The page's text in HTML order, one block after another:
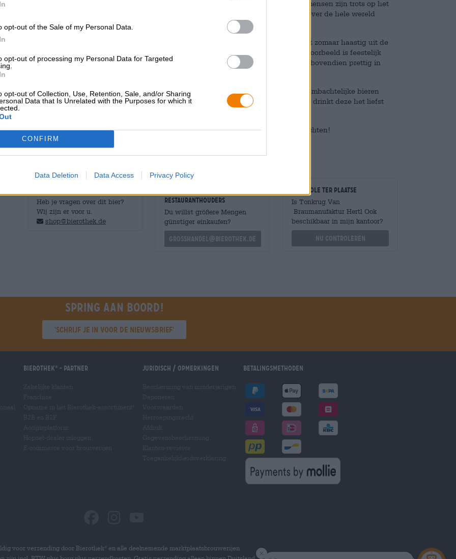
opt-out of the Sale of my Personal Data.
opt-out of processing my Personal Data for Targeted
opt-out of Collection, Use, Retention, Sale, and/or Sharing
Data that Is Unrelated with the Purposes for which it
CONFIRM
Data Deletion Data Access Privacy Policy
wereldberoemde Oktoberfest. Hier wordt al duizenden jaren gebrouwen en de mensen zijn trots op het
traditionele brouwambacht en de Beierse Zuiverheidswet, die talloze brouwers over de hele wereld
nog steeds volgen.
Een deel van de biercultuur is genieten. Je drinkt het brouwsel van je keuze niet zomaar haastig uit de
fles of het blikje, maar viert de drank liever met een passend vat. De kleikan bijvoorbeeld is feestelijk
en praktisch tegelijk. Dankzij het materiaal houdt de mok het bier lang koel, ligt bovendien prettig in
Een mooi voorbeeld komt uit Franken, het bolwerk van biergenot. Naast gekke ambachtelijke bieren
produceert brouwerij Hertl ook nuchtere klassiekers van het Beierse brouwen en drinkt deze het liefst
Wij heffen onze Hertl-mok op de rijke biercultuur van Beieren en zijn talloze vruchten!
Heb je vragen over dit bier?
Wij zijn er voor u.
shop@bierothek.de
restauranthouders
Du willst größere Mengen
günstiger einkaufen?
grosshandel@bierothek.de
Controle ter plaatse
Is Tonkrug Van
Braumanufaktur Hertl Ook
beschikbaar in mijn kantoor?
Nu controleren
Spring aan boord!
'Schrijf je in voor de nieuwsbrief'
Bierothek - Partner Juridisch / Opmerkingen Betalingsmethoden
voor verzending door Bierothek
en alle deelnemende marktplaatsbrouwerijen